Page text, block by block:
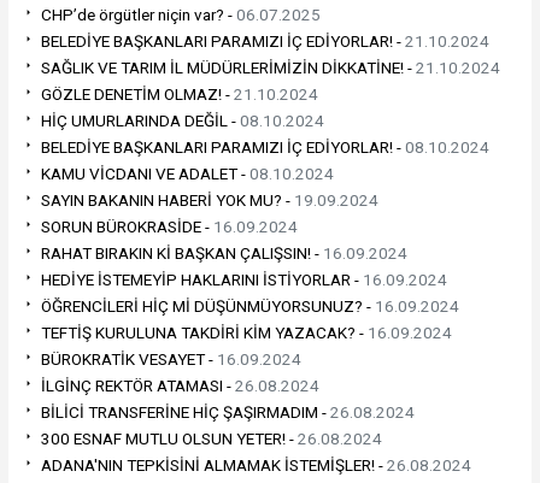
CHP’de örgütler niçin var? -06.07.2025
BELEDİYE BAŞKANLARI PARAMIZI İÇ EDİYORLAR! -21.10.2024
SAĞLIK VE TARIM İL MÜDÜRLERİMİZİN DİKKATİNE! -21.10.2024
GÖZLE DENETİM OLMAZ! -21.10.2024
HİÇ UMURLARINDA DEĞİL -08.10.2024
BELEDİYE BAŞKANLARI PARAMIZI İÇ EDİYORLAR! -08.10.2024
KAMU VİCDANI VE ADALET -08.10.2024
SAYIN BAKANIN HABERİ YOK MU? - 19.09.2024
SORUN BÜROKRASİDE - 16.09.2024
RAHAT BIRAKIN Kİ BAŞKAN ÇALIŞSIN! - 16.09.2024
HEDİYE İSTEMEYİP HAKLARINI İSTİYORLAR - 16.09.2024
ÖĞRENCİLERİ HİÇ Mİ DÜŞÜNMÜYORSUNUZ? - 16.09.2024
TEFTİŞ KURULUNA TAKDİRİ KİM YAZACAK? - 16.09.2024
BÜROKRATİK VESAYET - 16.09.2024
İLGİNÇ REKTÖR ATAMASI -26.08.2024
BİLİCİ TRANSFERİNE HİÇ ŞAŞIRMADIM -26.08.2024
300 ESNAF MUTLU OLSUN YETER! -26.08.2024
ADANA'NIN TEPKİSİNİ ALMAMAK İSTEMİŞLER! -26.08.2024